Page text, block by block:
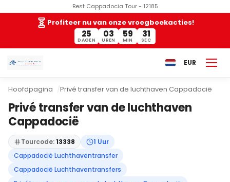
Best Cappadocia Tour - 12185
Profiteer nu van onze vroegboekacties!
25
DAGEN
03
UREN
59
MIN
30
SEC
EUR
Hoofdpagina Privé transfer van de luchthaven Cappadocië
Privé transfer van de luchthaven
Cappadocië
Tourcode:13338
1 Uur
Cappadocië Luchthaventransfer
Cappadocië Luchthaventransfers